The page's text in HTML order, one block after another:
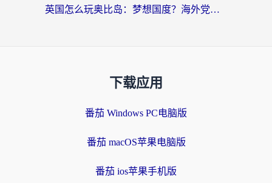
英国怎么玩奥比岛：梦想国度？海外党不卡攻略+加速器选择秘籍
下载应用
番茄 Windows PC电脑版
番茄 macOS苹果电脑版
番茄 ios苹果手机版